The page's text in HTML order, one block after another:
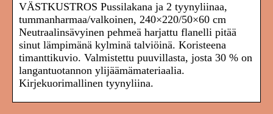
VÄSTKUSTROS Pussilakana ja 2 tyynyliinaa,
tummanharmaa/valkoinen, 240×220/50×60 cm
Neutraalinsävyinen pehmeä harjattu flanelli pitää
sinut lämpimänä kylminä talviöinä. Koristeena
timanttikuvio. Valmistettu puuvillasta, josta 30 % on
langantuotannon ylijäämämateriaalia.
Kirjekuorimallinen tyynyliina.